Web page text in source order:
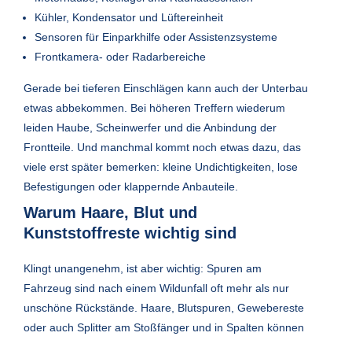
Kühler, Kondensator und Lüftereinheit
Sensoren für Einparkhilfe oder Assistenzsysteme
Frontkamera- oder Radarbereiche
Gerade bei tieferen Einschlägen kann auch der Unterbau
etwas abbekommen. Bei höheren Treffern wiederum
leiden Haube, Scheinwerfer und die Anbindung der
Frontteile. Und manchmal kommt noch etwas dazu, das
viele erst später bemerken: kleine Undichtigkeiten, lose
Befestigungen oder klappernde Anbauteile.
Warum Haare, Blut und
Kunststoffreste wichtig sind
Klingt unangenehm, ist aber wichtig: Spuren am
Fahrzeug sind nach einem Wildunfall oft mehr als nur
unschöne Rückstände. Haare, Blutspuren, Gewebereste
oder auch Splitter am Stoßfänger und in Spalten können